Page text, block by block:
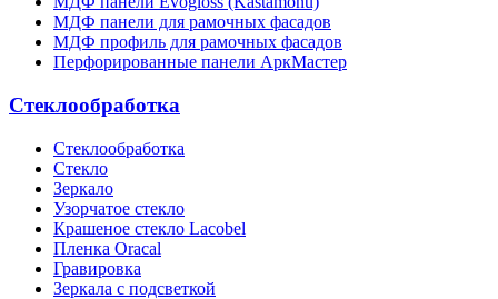
МДФ панели для рамочных фасадов
МДФ профиль для рамочных фасадов
Перфорированные панели АркМастер
Стеклообработка
Стеклообработка
Стекло
Зеркало
Узорчатое стекло
Крашеное стекло Lacobel
Пленка Oracal
Гравировка
Зеркала с подсветкой